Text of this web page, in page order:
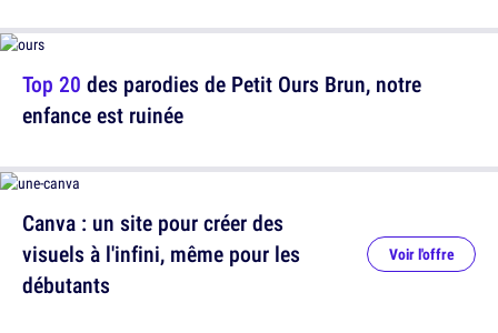
Top 20 des parodies de Petit Ours Brun, notre
enfance est ruinée
Canva : un site pour créer des
visuels à l'infini, même pour les
débutants
Voir l'offre